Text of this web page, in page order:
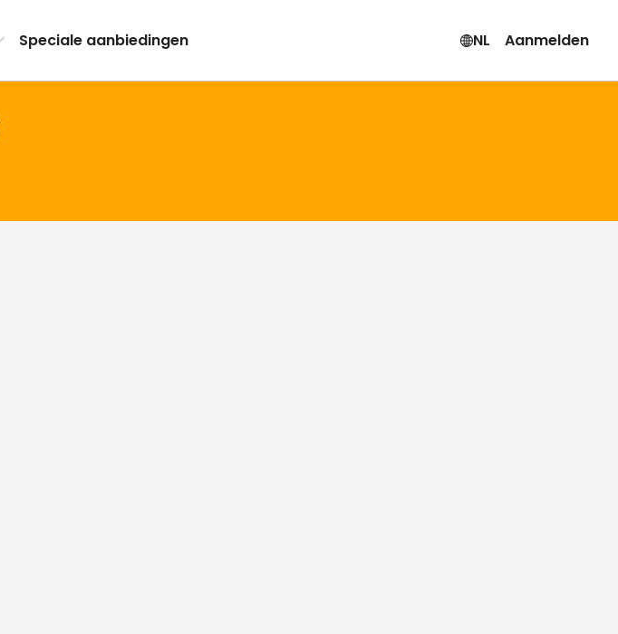
Speciale aanbiedingen NL Aanmelden